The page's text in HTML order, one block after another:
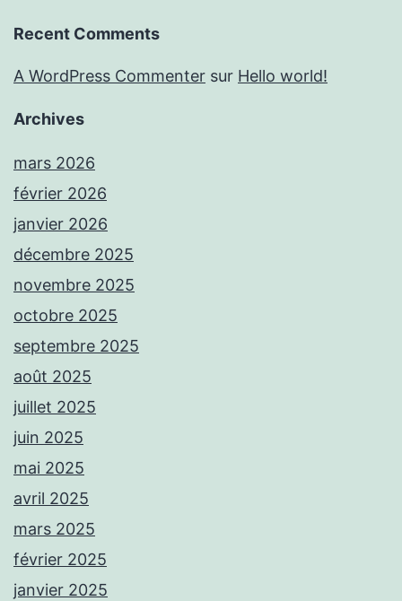
Recent Comments
A WordPress Commenter sur Hello world!
Archives
mars 2026
février 2026
janvier 2026
décembre 2025
novembre 2025
octobre 2025
septembre 2025
août 2025
juillet 2025
juin 2025
mai 2025
avril 2025
mars 2025
février 2025
janvier 2025